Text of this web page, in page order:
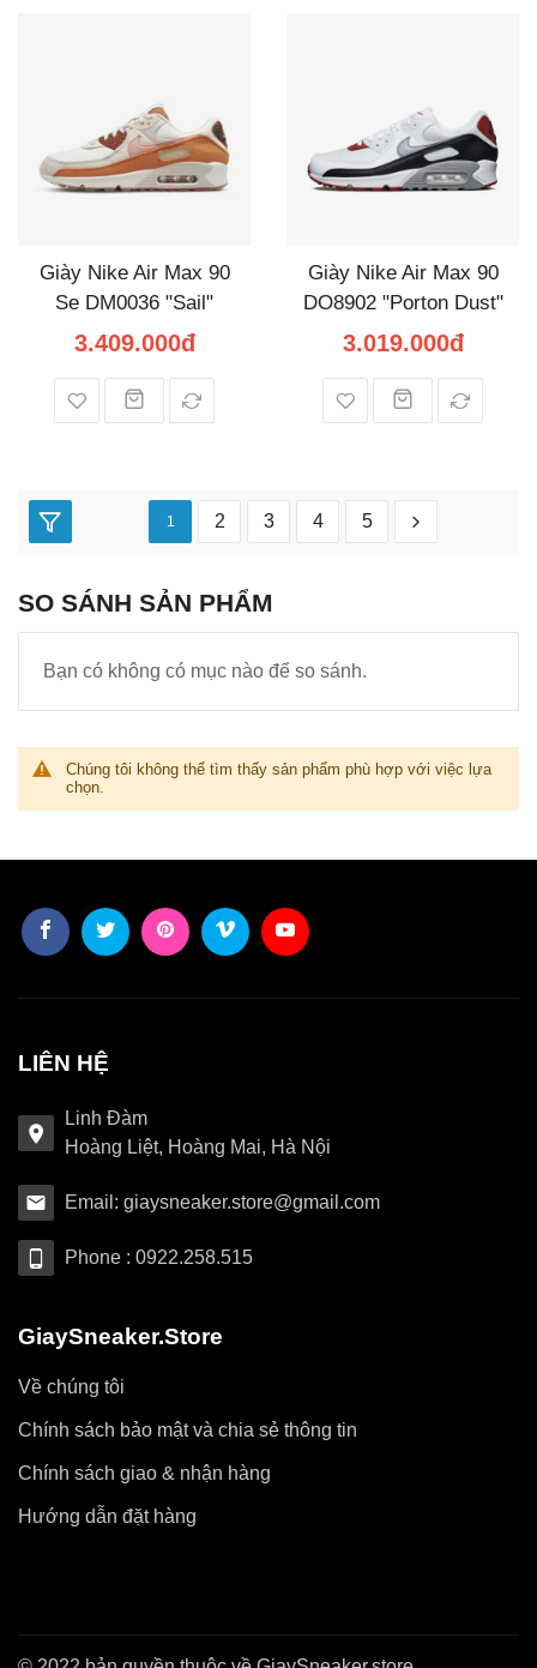
Giày Nike Air Max 90
Se DM0036 "Sail"
3.409.000đ
Giày Nike Air Max 90
DO8902 "Porton Dust"
3.019.000đ
1 2 3 4 5
SO SÁNH SẢN PHẨM
Bạn có không có mục nào để so sánh.
Chúng tôi không thể tìm thấy sản phẩm phù hợp với việc lựa
chọn.
LIÊN HỆ
Linh Đàm
Hoàng Liệt, Hoàng Mai, Hà Nội
Email: giaysneaker.store@gmail.com
Phone : 0922.258.515
GiaySneaker.Store
Về chúng tôi
Chính sách bảo mật và chia sẻ thông tin
Chính sách giao & nhận hàng
Hướng dẫn đặt hàng